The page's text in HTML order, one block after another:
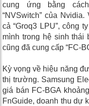
cung ứng bằng
“NVSwitch” của
cả “Groq3 LPU”, công
mình trong hệ sinh thái
cũng đã cung cấp “FC-
Kỳ vọng về hiệu năng
thị trường. Samsung
giá bán FC-BGA
FnGuide, doanh thu dự